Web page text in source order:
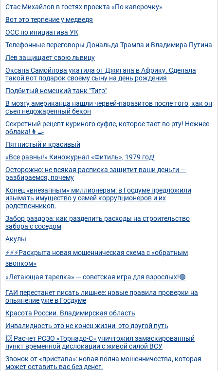
Стас Михайлов в гостях проекта «По каверочку»
Вот это терпение у медведя
ОСС по инициатива УК
Телефонные переговоры Дональда Трампа и Владимира Путина
Лев защищает свою львицу
Оксана Самойлова укатила от Джигана в Африку. Сделала
такой вот подарок своему сыну на день рождения
Подбитый немецкий танк "Тигр"
В мозгу американца нашли червей-паразитов после того, как он
съел недожаренный бекон
Секретный рецепт куриного суфле, которое тает во рту! Нежнее
облака!👩‍🍳
Пятнистый и красивый
«Все равны!» Киножурнал «Фитиль», 1979 год!
Осторожно: не всякая расписка защитит ваши деньги —
разбираемся, почему
Конец «внезапным» миллионерам: в Госдуме предложили
изымать имущество у семей коррупционеров и их
родственников.
Забор раздора: как разделить расходы на строительство
забора с соседом
Акулы
⚡⚡⚡Раскрыта новая мошенническая схема с «обратным
звонком»
«Летающая тарелка» — советская игра для взрослых!🟢
ГАИ перестанет писать лишнее: новые правила проверки на
опьянение уже в Госдуме
Красота России. Владимирская область
Инвалидность это не конец жизни, это другой путь
💥 Расчет РСЗО «Торнадо-С» уничтожил замаскированный
пункт временной дислокации с живой силой ВСУ
Звонок от «пристава»: новая волна мошенничества, которая
может оставить вас без денег.